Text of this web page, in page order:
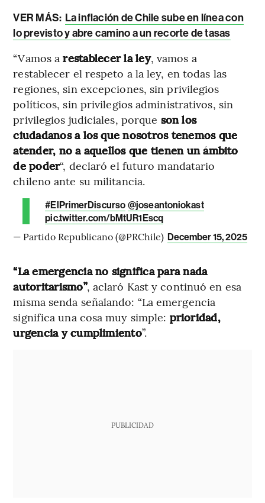
VER MÁS: La inflación de Chile sube en línea con
lo previsto y abre camino a un recorte de tasas
“Vamos a restablecer la ley, vamos a
restablecer el respeto a la ley, en todas las
regiones, sin excepciones, sin privilegios
políticos, sin privilegios administrativos, sin
privilegios judiciales, porque son los
ciudadanos a los que nosotros tenemos que
atender, no a aquellos que tienen un ámbito
de poder“, declaró el futuro mandatario
chileno ante su militancia.
#ElPrimerDiscurso @joseantoniokast
pic.twitter.com/bMtUR1Escq
— Partido Republicano (@PRChile) December 15, 2025
“La emergencia no significa para nada
autoritarismo”, aclaró Kast y continuó en esa
misma senda señalando: “La emergencia
significa una cosa muy simple: prioridad,
urgencia y cumplimiento”.
PUBLICIDAD